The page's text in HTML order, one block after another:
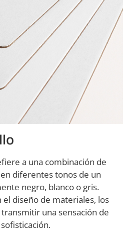
a una combinación de
diferentes tonos de un
negro, blanco o gris.
el diseño de materiales, los
una sensación de